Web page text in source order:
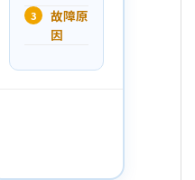
3
故障原
因